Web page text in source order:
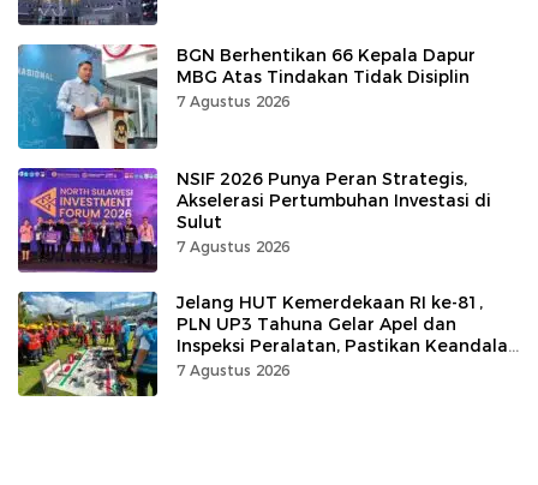
BGN Berhentikan 66 Kepala Dapur
MBG Atas Tindakan Tidak Disiplin
7 Agustus 2026
NSIF 2026 Punya Peran Strategis,
Akselerasi Pertumbuhan Investasi di
Sulut
7 Agustus 2026
Jelang HUT Kemerdekaan RI ke-81,
PLN UP3 Tahuna Gelar Apel dan
Inspeksi Peralatan, Pastikan Keandalan
Listrik
7 Agustus 2026